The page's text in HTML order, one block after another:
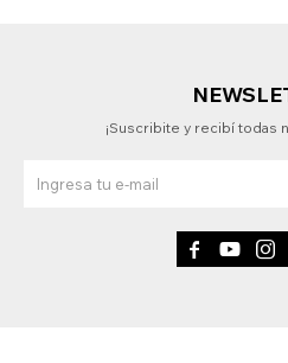
¡Suscribite y recibí todas
  